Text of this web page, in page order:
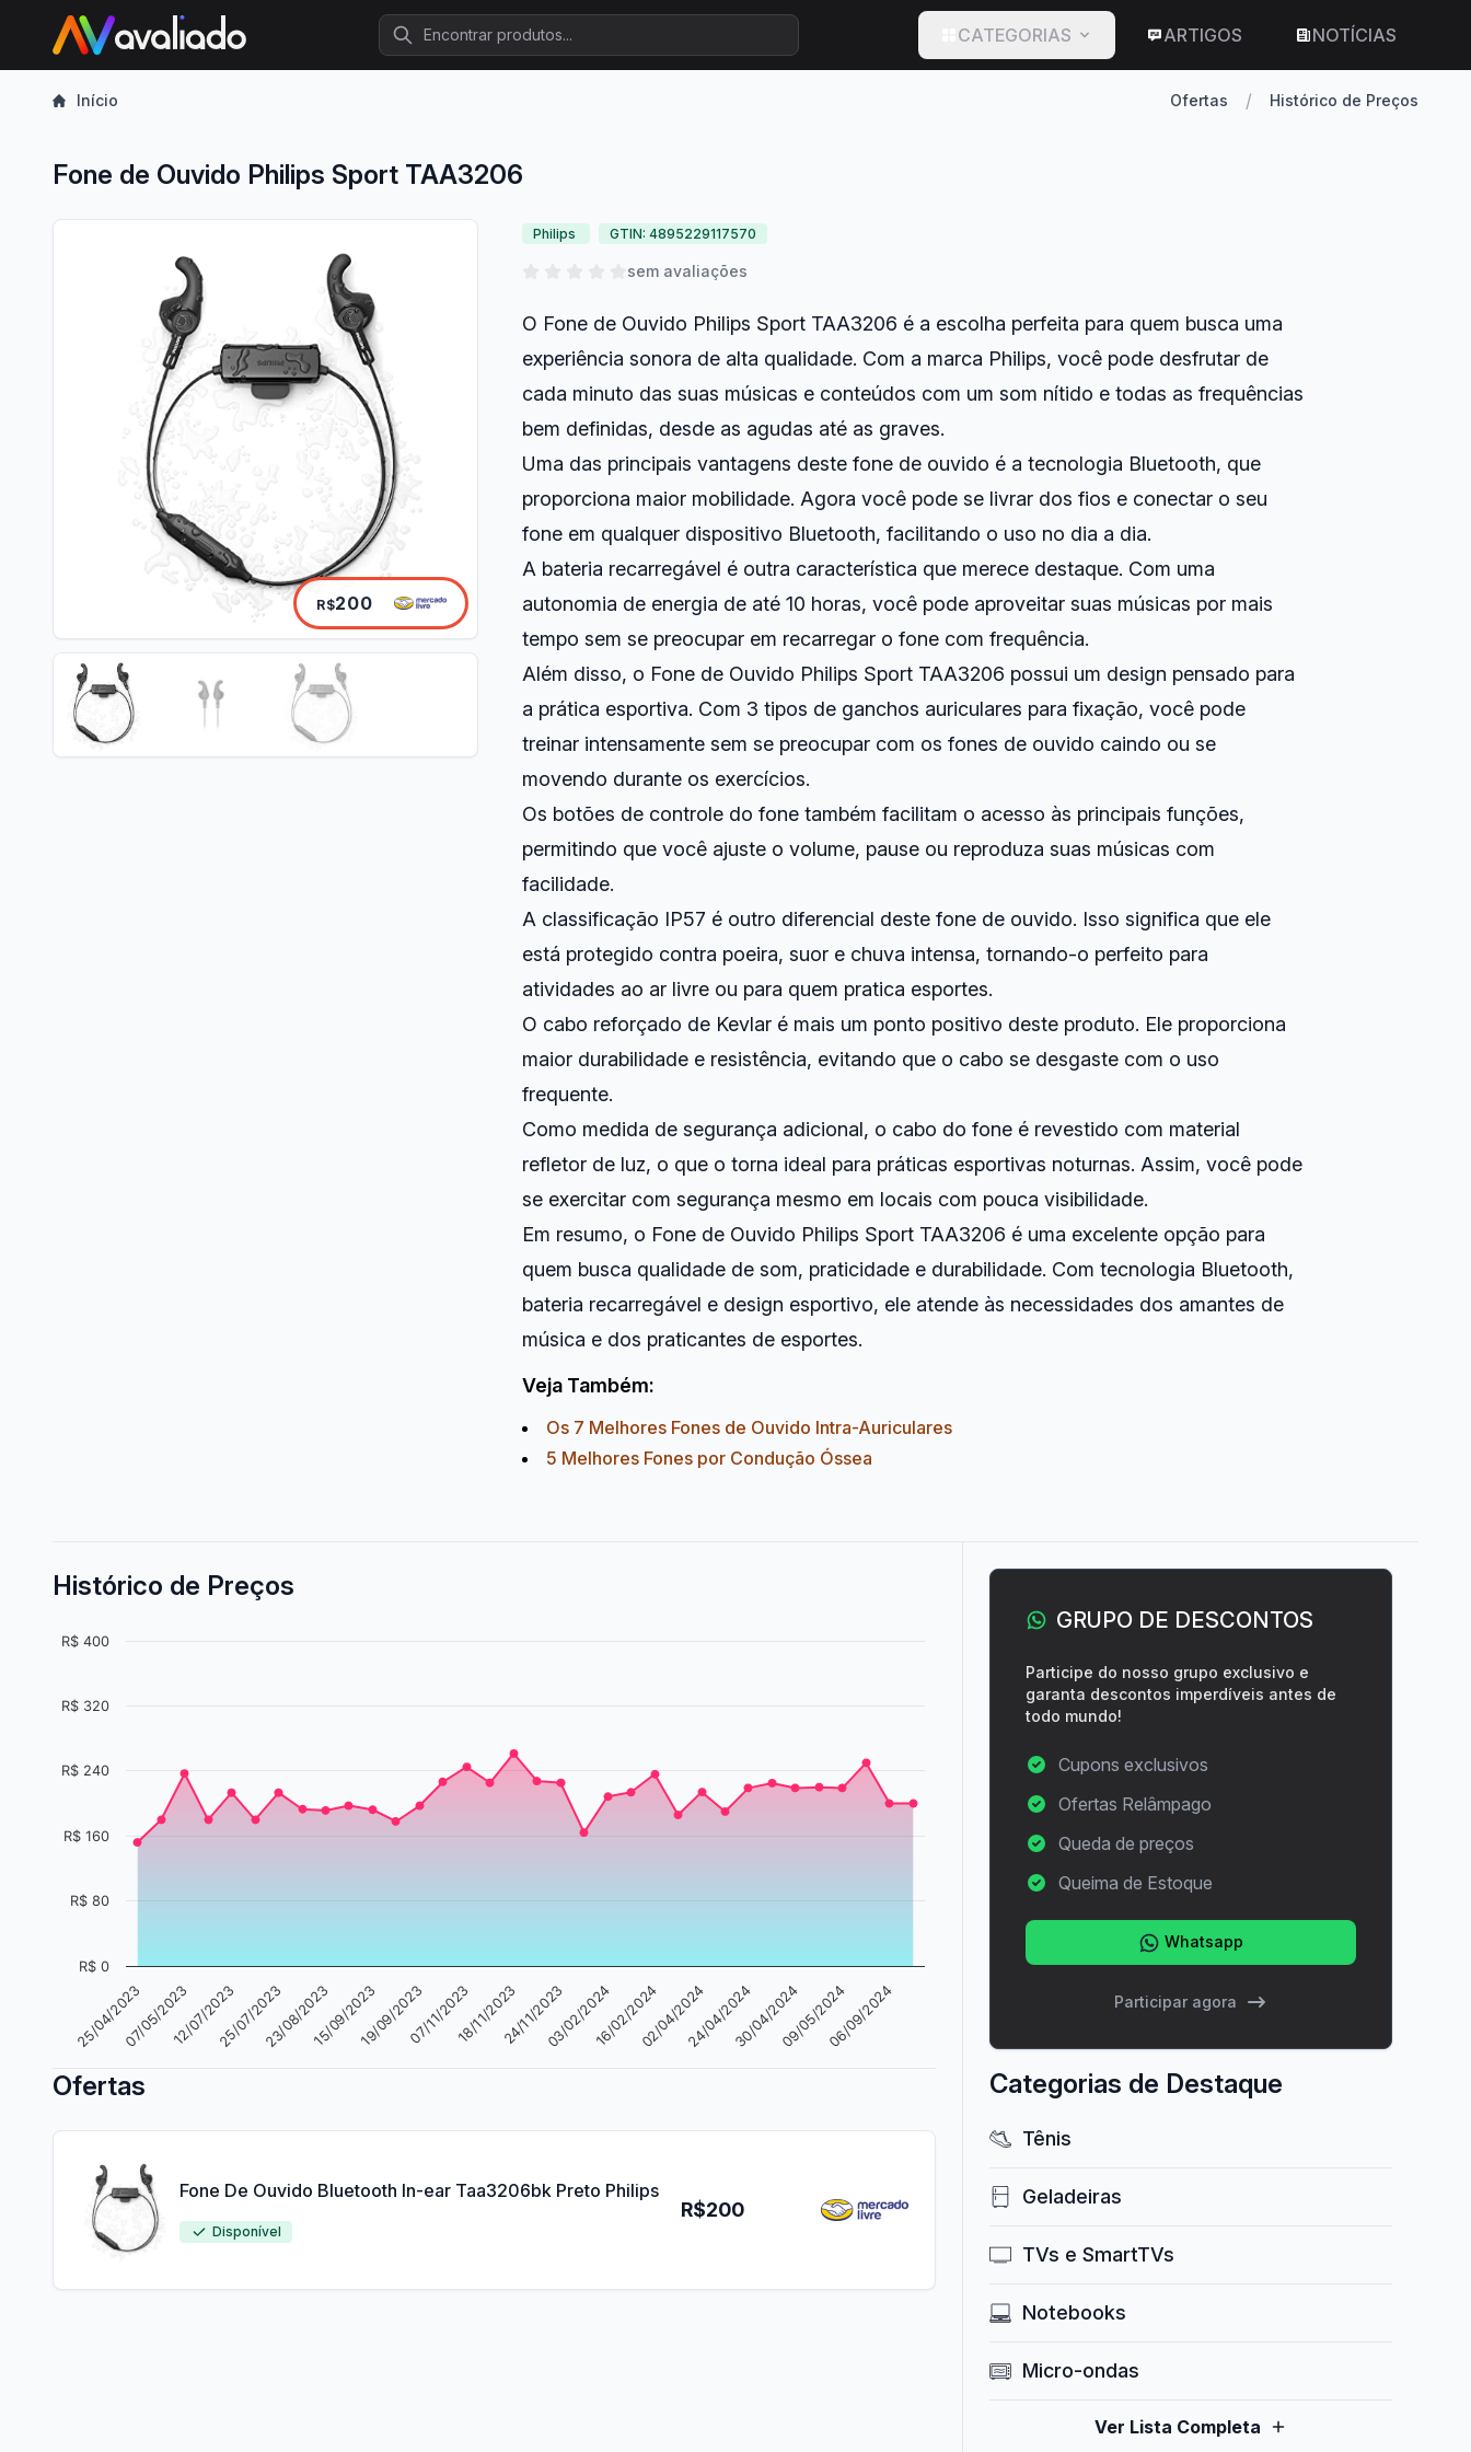
Procurar
CATEGORIAS ARTIGOS NOTÍCIAS
Início Ofertas / Histórico de Preços
Fone de Ouvido Philips Sport TAA3206
R$200
Philips GTIN: 4895229117570
sem avaliações
O Fone de Ouvido Philips Sport TAA3206 é a escolha perfeita para quem busca uma
experiência sonora de alta qualidade. Com a marca Philips, você pode desfrutar de
cada minuto das suas músicas e conteúdos com um som nítido e todas as frequências
bem definidas, desde as agudas até as graves.
Uma das principais vantagens deste fone de ouvido é a tecnologia Bluetooth, que
proporciona maior mobilidade. Agora você pode se livrar dos fios e conectar o seu
fone em qualquer dispositivo Bluetooth, facilitando o uso no dia a dia.
A bateria recarregável é outra característica que merece destaque. Com uma
autonomia de energia de até 10 horas, você pode aproveitar suas músicas por mais
tempo sem se preocupar em recarregar o fone com frequência.
Além disso, o Fone de Ouvido Philips Sport TAA3206 possui um design pensado para
a prática esportiva. Com 3 tipos de ganchos auriculares para fixação, você pode
treinar intensamente sem se preocupar com os fones de ouvido caindo ou se
movendo durante os exercícios.
Os botões de controle do fone também facilitam o acesso às principais funções,
permitindo que você ajuste o volume, pause ou reproduza suas músicas com
facilidade.
A classificação IP57 é outro diferencial deste fone de ouvido. Isso significa que ele
está protegido contra poeira, suor e chuva intensa, tornando-o perfeito para
atividades ao ar livre ou para quem pratica esportes.
O cabo reforçado de Kevlar é mais um ponto positivo deste produto. Ele proporciona
maior durabilidade e resistência, evitando que o cabo se desgaste com o uso
frequente.
Como medida de segurança adicional, o cabo do fone é revestido com material
refletor de luz, o que o torna ideal para práticas esportivas noturnas. Assim, você pode
se exercitar com segurança mesmo em locais com pouca visibilidade.
Em resumo, o Fone de Ouvido Philips Sport TAA3206 é uma excelente opção para
quem busca qualidade de som, praticidade e durabilidade. Com tecnologia Bluetooth,
bateria recarregável e design esportivo, ele atende às necessidades dos amantes de
música e dos praticantes de esportes.
Veja Também:
Os 7 Melhores Fones de Ouvido Intra-Auriculares
5 Melhores Fones por Condução Óssea
Histórico de Preços
25/04/202307/05/202312/07/202325/07/202323/08/202315/09/202319/09/202307/11/202318/11/202324/11/202303/02/202416/02/202402/04/202424/04/202430/04/202409/05/202406/09/2024
R$ 0
R$ 80
R$ 160
R$ 240
R$ 320
R$ 400
Ofertas
R$200
Fone De Ouvido Bluetooth In-ear Taa3206bk Preto Philips
Disponível
GRUPO DE DESCONTOS
Participe do nosso grupo exclusivo e
garanta descontos imperdíveis antes de
todo mundo!
Cupons exclusivos
Ofertas Relâmpago
Queda de preços
Queima de Estoque
Whatsapp
Participar agora
Categorias de Destaque
Tênis
Geladeiras
TVs e SmartTVs
Notebooks
Micro-ondas
Ver Lista Completa